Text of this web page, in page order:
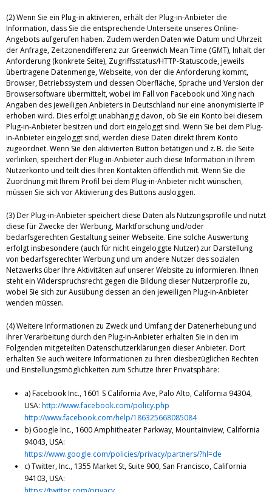
(2) Wenn Sie ein Plug-in aktivieren, erhält der Plug-in-Anbieter die
Information, dass Sie die entsprechende Unterseite unseres Online-
Angebots aufgerufen haben. Zudem werden Daten wie Datum und Uhrzeit
der Anfrage, Zeitzonendifferenz zur Greenwich Mean Time (GMT), Inhalt der
Anforderung (konkrete Seite), Zugriffsstatus/HTTP-Statuscode, jeweils
übertragene Datenmenge, Webseite, von der die Anforderung kommt,
Browser, Betriebssystem und dessen Oberfläche, Sprache und Version der
Browsersoftware übermittelt, wobei im Fall von Facebook und Xing nach
Angaben des jeweiligen Anbieters in Deutschland nur eine anonymisierte IP
erhoben wird. Dies erfolgt unabhängig davon, ob Sie ein Konto bei diesem
Plug-in-Anbieter besitzen und dort eingeloggt sind. Wenn Sie bei dem Plug-
in-Anbieter eingeloggt sind, werden diese Daten direkt Ihrem Konto
zugeordnet. Wenn Sie den aktivierten Button betätigen und z. B. die Seite
verlinken, speichert der Plug-in-Anbieter auch diese Information in Ihrem
Nutzerkonto und teilt dies Ihren Kontakten öffentlich mit. Wenn Sie die
Zuordnung mit Ihrem Profil bei dem Plug-in-Anbieter nicht wünschen,
müssen Sie sich vor Aktivierung des Buttons ausloggen.
(3) Der Plug-in-Anbieter speichert diese Daten als Nutzungsprofile und nutzt
diese für Zwecke der Werbung, Marktforschung und/oder
bedarfsgerechten Gestaltung seiner Webseite. Eine solche Auswertung
erfolgt insbesondere (auch für nicht eingeloggte Nutzer) zur Darstellung
von bedarfsgerechter Werbung und um andere Nutzer des sozialen
Netzwerks über Ihre Aktivitäten auf unserer Website zu informieren. Ihnen
steht ein Widerspruchsrecht gegen die Bildung dieser Nutzerprofile zu,
wobei Sie sich zur Ausübung dessen an den jeweiligen Plug-in-Anbieter
wenden müssen.
(4) Weitere Informationen zu Zweck und Umfang der Datenerhebung und
ihrer Verarbeitung durch den Plug-in-Anbieter erhalten Sie in den im
Folgenden mitgeteilten Datenschutzerklärungen dieser Anbieter. Dort
erhalten Sie auch weitere Informationen zu Ihren diesbezüglichen Rechten
und Einstellungsmöglichkeiten zum Schutze Ihrer Privatsphäre:
a) Facebook Inc., 1601 S California Ave, Palo Alto, California 94304,
USA: http://www.facebook.com/policy.php
http://www.facebook.com/help/186325668085084
b) Google Inc., 1600 Amphitheater Parkway, Mountainview, California
94043, USA:
https://www.google.com/policies/privacy/partners/?hl=de
c) Twitter, Inc., 1355 Market St, Suite 900, San Francisco, California
94103, USA: